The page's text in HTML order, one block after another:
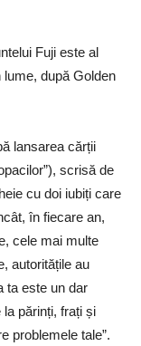
Fuji este al
după Golden
lansarea cărții
scrisă de
cu doi iubiți care
în fiecare an,
cele mai multe
autoritățile au
ta este un dar
la părinți, frați și
problemele tale”.